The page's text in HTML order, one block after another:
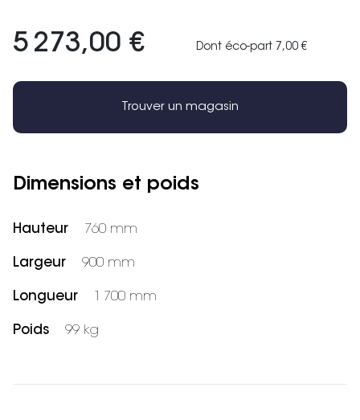
5 273,00 € Dont éco-part 7,00 €
Trouver un magasin
Dimensions et poids
Hauteur 760 mm
Largeur 900 mm
Longueur 1 700 mm
Poids 99 kg